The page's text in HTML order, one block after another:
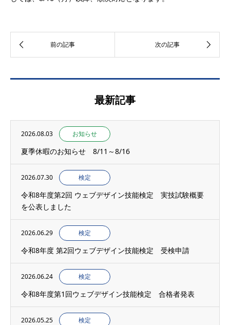
最新記事
2026.08.03 お知らせ
夏季休暇のお知らせ 8/11～8/16
2026.07.30 検定
令和8年度第2回 ウェブデザイン技能検定 実技試験概要
を公表しました
2026.06.29 検定
令和8年度 第2回ウェブデザイン技能検定 受検申請
2026.06.24 検定
令和8年度第1回ウェブデザイン技能検定 合格者発表
2026.05.25 検定